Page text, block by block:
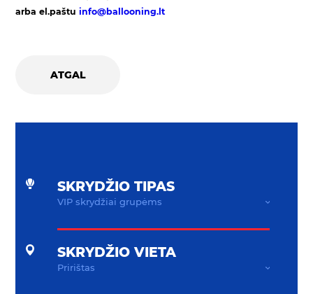
arba el.paštuinfo@ballooning.lt
ATGAL
SKRYDŽIO TIPAS
SKRYDŽIO VIETA